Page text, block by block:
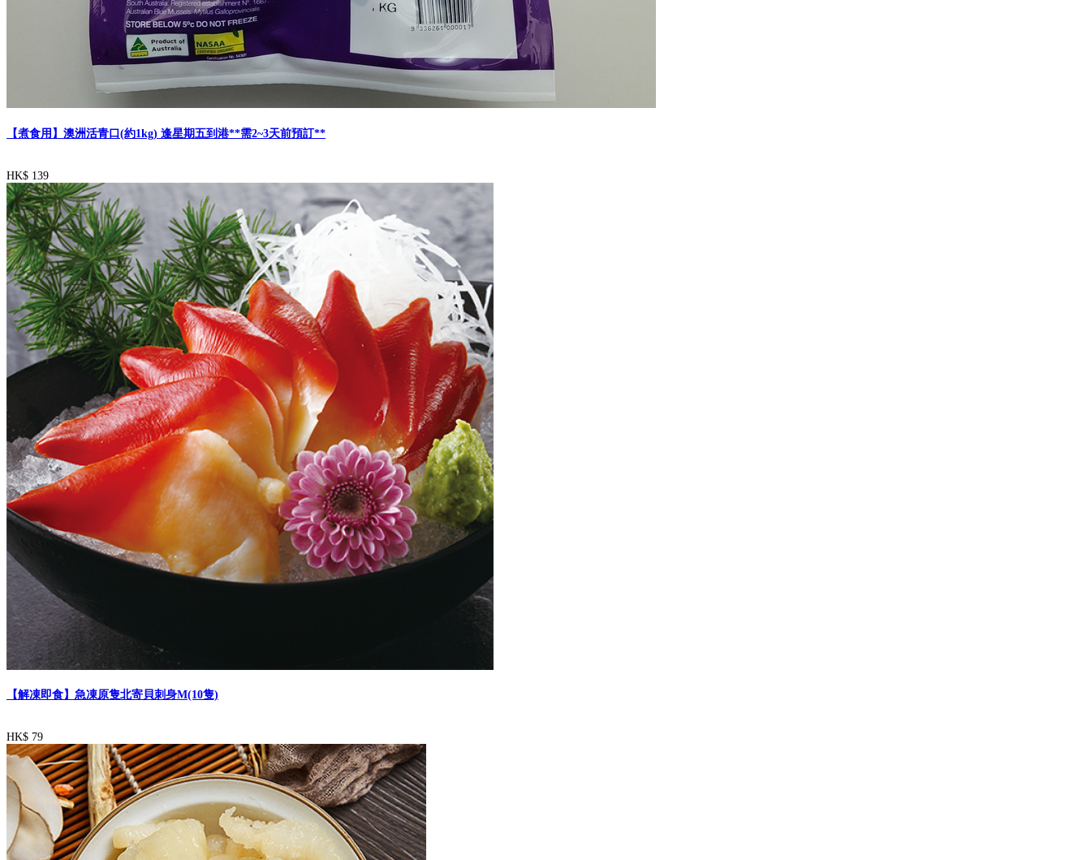
【煮食用】澳洲活青口(約1kg) 逢星期五到港**需2~3天前預訂**
HK$ 139
【解凍即食】急凍原隻北寄貝刺身M(10隻)
HK$ 79